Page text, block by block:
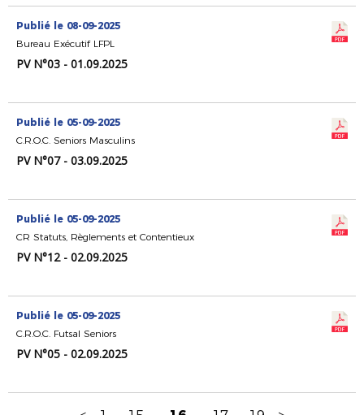
Publié le 08-09-2025
Bureau Exécutif LFPL
PV N°03 - 01.09.2025
Publié le 05-09-2025
C.R.O.C. Seniors Masculins
PV N°07 - 03.09.2025
Publié le 05-09-2025
CR Statuts, Règlements et Contentieux
PV N°12 - 02.09.2025
Publié le 05-09-2025
C.R.O.C. Futsal Seniors
PV N°05 - 02.09.2025